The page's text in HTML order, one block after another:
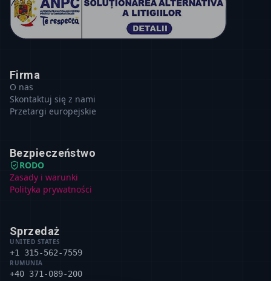
Firma
O nas
Skontaktuj się z nami
Przetargi europejskie
Bezpieczeństwo
RODO
Zasady i warunki
Polityka prywatności
Sprzedaż
UNITED STATES
+1 315-562-7559
RUMUNIA
+40 371-089-200